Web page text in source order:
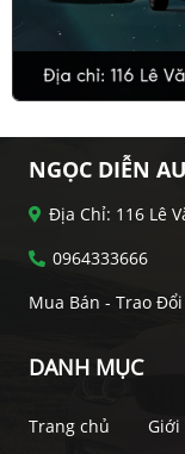
NGỌC DIỄN
Địa Chỉ: 116 Lê
0964333666
Mua Bán - Trao
DANH MỤC
Trang chủ Giới